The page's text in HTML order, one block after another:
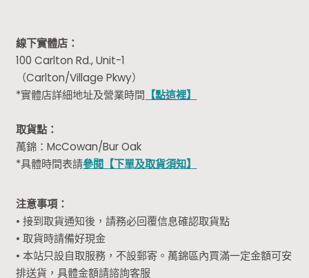
線下實體店：
100 Carlton Rd., Unit-1
（Carlton/Village Pkwy）
*實體店詳細地址及營業時間 【點這裡】
取貨點：
萬錦：McCowan/Bur Oak
*具體時間表請參閱【下單及取貨須知】
注意事項：
• 接到取貨通知後，請務必回覆信息確認取貨點
• 取貨時請備好現金
• 本站只設自取服務，不設郵寄。萬錦區內買滿一定金額可安
排送貨，具體金額請諮詢客服